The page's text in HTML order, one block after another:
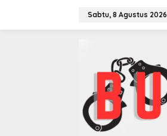
Sabtu, 8 Agustus 2026